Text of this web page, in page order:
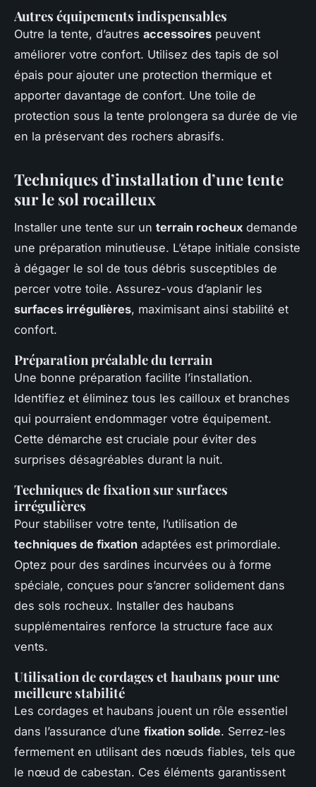
Autres équipements indispensables
Outre la tente, d’autres accessoires peuvent
améliorer votre confort. Utilisez des tapis de sol
épais pour ajouter une protection thermique et
apporter davantage de confort. Une toile de
protection sous la tente prolongera sa durée de vie
en la préservant des rochers abrasifs.
Techniques d’installation d’une tente
sur le sol rocailleux
Installer une tente sur un terrain rocheux demande
une préparation minutieuse. L’étape initiale consiste
à dégager le sol de tous débris susceptibles de
percer votre toile. Assurez-vous d’aplanir les
surfaces irrégulières, maximisant ainsi stabilité et
confort.
Préparation préalable du terrain
Une bonne préparation facilite l’installation.
Identifiez et éliminez tous les cailloux et branches
qui pourraient endommager votre équipement.
Cette démarche est cruciale pour éviter des
surprises désagréables durant la nuit.
Techniques de fixation sur surfaces
irrégulières
Pour stabiliser votre tente, l’utilisation de
techniques de fixation adaptées est primordiale.
Optez pour des sardines incurvées ou à forme
spéciale, conçues pour s’ancrer solidement dans
des sols rocheux. Installer des haubans
supplémentaires renforce la structure face aux
vents.
Utilisation de cordages et haubans pour une
meilleure stabilité
Les cordages et haubans jouent un rôle essentiel
dans l’assurance d’une fixation solide. Serrez-les
fermement en utilisant des nœuds fiables, tels que
le nœud de cabestan. Ces éléments garantissent